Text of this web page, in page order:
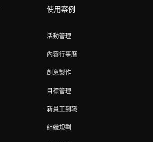
使用案例
活動管理
內容行事曆
創意製作
目標管理
新員工到職
組織規劃